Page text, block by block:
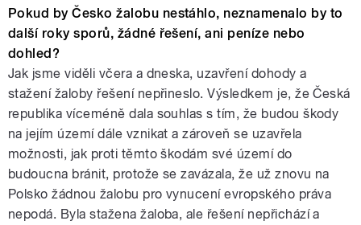
Pokud by Česko žalobu nestáhlo, neznamenalo by to
další roky sporů, žádné řešení, ani peníze nebo
dohled?
Jak jsme viděli včera a dneska, uzavření dohody a
stažení žaloby řešení nepřineslo. Výsledkem je, že Česká
republika víceméně dala souhlas s tím, že budou škody
na jejím území dále vznikat a zároveň se uzavřela
možnosti, jak proti těmto škodám své území do
budoucna bránit, protože se zavázala, že už znovu na
Polsko žádnou žalobu pro vynucení evropského práva
nepodá. Byla stažena žaloba, ale řešení nepřichází a